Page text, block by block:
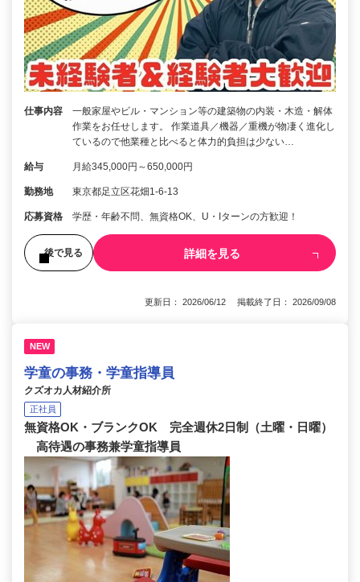
仕事内容
一般家屋やビル・マンション等の建築物の内装・木造・解体
作業をお任せします。 作業道具／機器／重機が物凄く進化し
ているので他業種と比べると体力的負担は少ない…
給与 月給345,000円～650,000円
勤務地 東京都足立区花畑1-6-13
応募資格 学歴・年齢不問、無資格OK、U・Iターンの方歓迎！
後で見る 詳細を見る
更新日： 2026/06/12 掲載終了日： 2026/09/08
NEW
学童の事務・学童指導員
クズオカ人材紹介所
正社員
無資格OK・ブランクOK 完全週休2日制（土曜・日曜）
高待遇の事務兼学童指導員